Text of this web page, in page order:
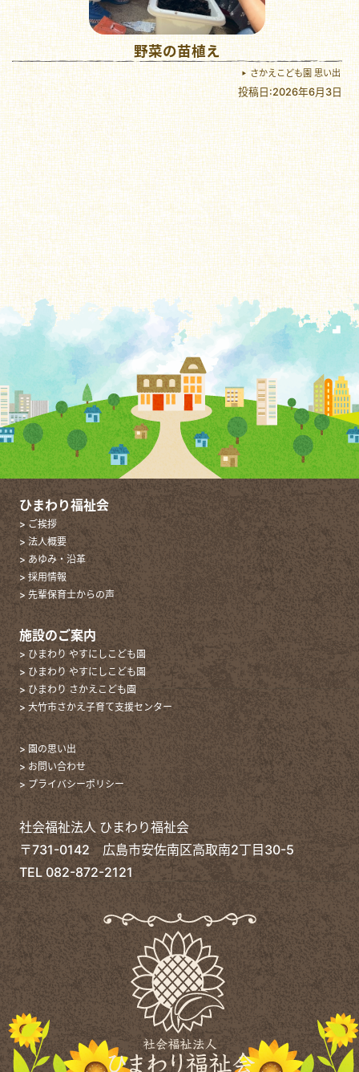
野菜の苗植え
さかえこども園 思い出
投稿日:2026年6月3日
ひまわり福祉会
> ご挨拶
> 法人概要
> あゆみ・沿革
> 採用情報
> 先輩保育士からの声
施設のご案内
> ひまわり やすにしこども園
> ひまわり やすにしこども園
> ひまわり さかえこども園
> 大竹市さかえ子育て支援センター
> 園の思い出
> お問い合わせ
> プライバシーポリシー
社会福祉法人 ひまわり福祉会
〒731-0142 広島市安佐南区高取南2丁目30-5
TEL 082-872-2121